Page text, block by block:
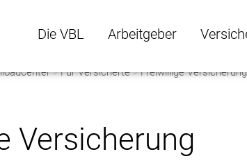
Die VBL
Die VBL Untermenü öffnen
Arbeitgeber
Arbeitgeber Untermenü
Für Versicherte Freiwillige Versicherung
Versicherung